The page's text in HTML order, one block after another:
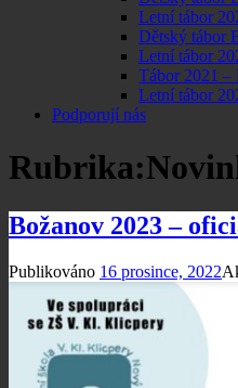
Letní tábor
Dětský tábor
Letní tábor
Tábor 2021 –
Letní tábor
Podporují nás
Rubrika:
Božanov 2023 –
Publikováno 16 prosince, 2022